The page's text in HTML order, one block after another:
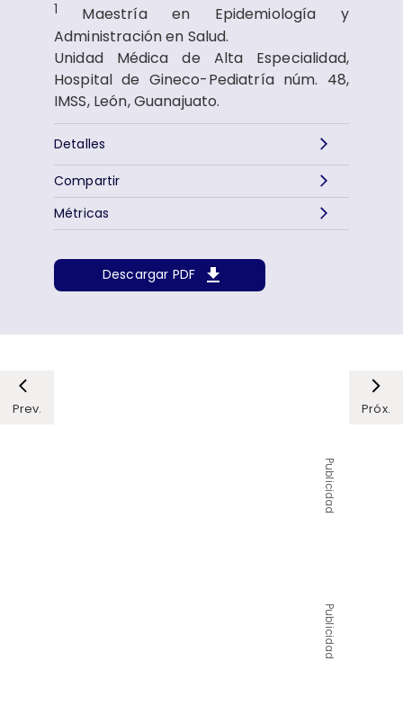
1
Maestría en Epidemiología y
Administración en Salud.
Unidad Médica de Alta Especialidad,
Hospital de Gineco-Pediatría núm. 48,
IMSS, León, Guanajuato.
Detalles
Descargar PDF
Métricas
Compartir
Prev. Próx.
Publicidad
Publicidad